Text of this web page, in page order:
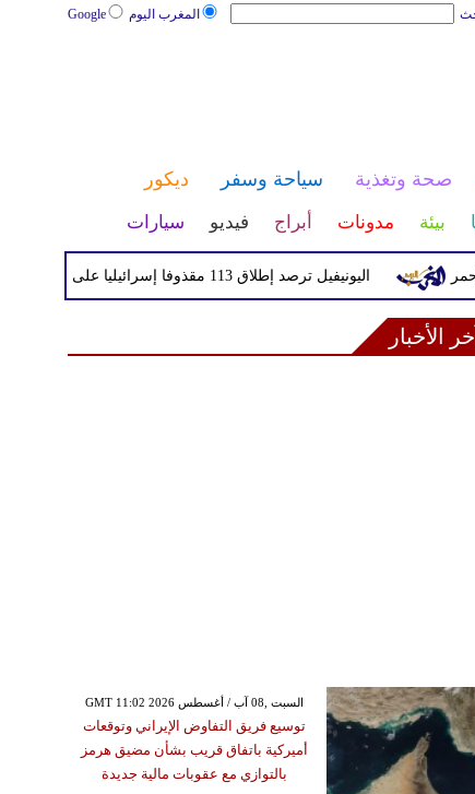
المغرب اليوم Google
صحة وتغذية سياحة وسفر ديكور
بيئة مدونات أبراج فيديو سيارات
اليونيفيل ترصد إطلاق 113 مقذوفا إسرائيليا على لبنان خلال يوم واحد
آخر الأخبار
GMT 11:02 2026 السبت ,08 آب / أغسطس
توسيع فريق التفاوض الإيراني وتوقعات
أميركية باتفاق قريب بشأن مضيق هرمز
بالتوازي مع عقوبات مالية جديدة